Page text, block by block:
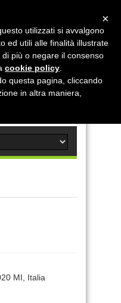
MI, Italia
×
utilizzati si avvalgono
ed utili alle finalità illustrate
più o negare il consenso
cookie policy
questa pagina, cliccando
in altra maniera,